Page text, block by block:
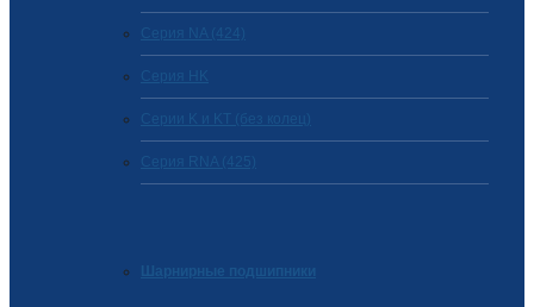
Серия NA (424)
Cерия HK
Серии K и KT (без колец)
Серия RNA (425)
Шарнирные подшипники